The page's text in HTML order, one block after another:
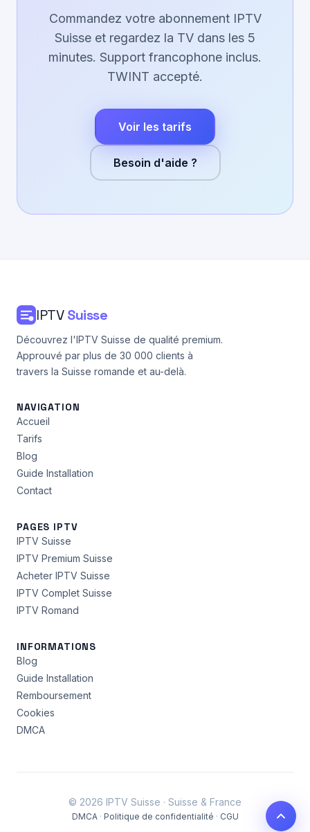
Commandez votre abonnement IPTV
Suisse et regardez la TV dans les 5
minutes. Support francophone inclus.
TWINT accepté.
Voir les tarifs
Besoin d'aide ?
IPTVSuisse
Découvrez l'IPTV Suisse de qualité premium.
Approuvé par plus de 30 000 clients à
travers la Suisse romande et au-delà.
NAVIGATION
Accueil
Tarifs
Blog
Guide Installation
Contact
PAGES IPTV
IPTV Suisse
IPTV Premium Suisse
Acheter IPTV Suisse
IPTV Complet Suisse
IPTV Romand
INFORMATIONS
Blog
Guide Installation
Remboursement
Cookies
DMCA
© 2026 IPTV Suisse · Suisse & France
DMCA· Politique de confidentialité · CGU